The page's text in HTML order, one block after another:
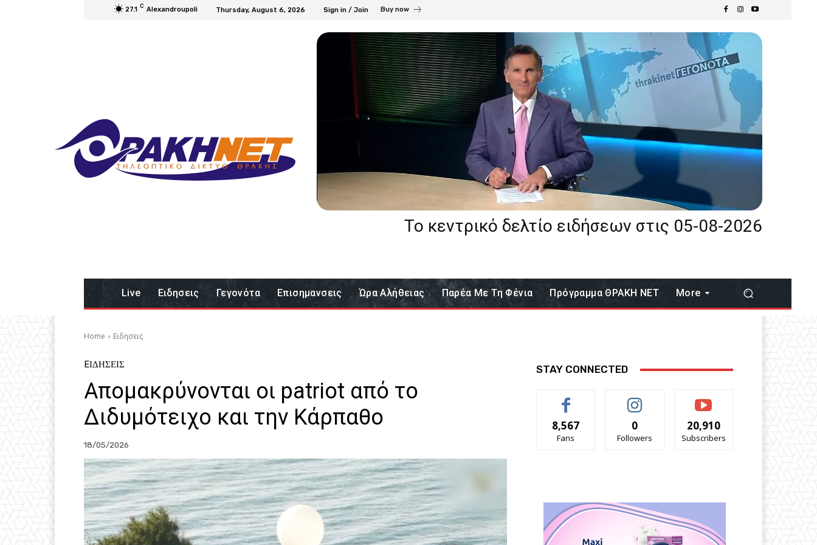
27.1 C Alexandroupoli Thursday, August 6, 2026 Sign in / Join Buy now
Το κεντρικό δελτίο ειδήσεων στις 05-08-2026
Live Eιδησεις Γεγονότα Επισημανσεις Ώρα Αλήθειας Παρέα Με Τη Φένια Πρόγραμμα ΘΡΑΚΗ ΝΕΤ More
Home Eιδησεις
EΙΔΗΣΕΙΣ
Απομακρύνονται οι patriot από το
Διδυμότειχο και την Κάρπαθο
18/05/2026
STAY CONNECTED
8,567
Fans
0
Followers
20,910
Subscribers